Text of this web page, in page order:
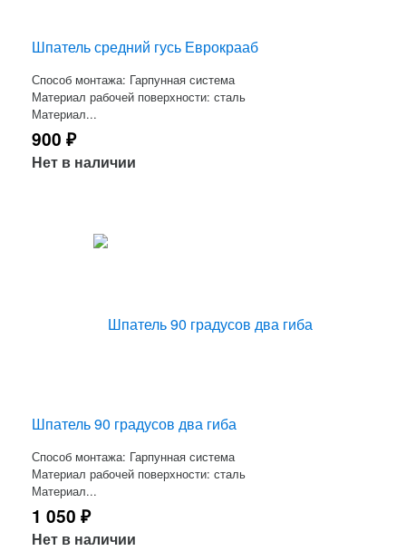
Шпатель средний гусь Еврокрааб
Способ монтажа: Гарпунная система
Материал рабочей поверхности: сталь
Материал...
900 ₽
Нет в наличии
Шпатель 90 градусов два гиба
Способ монтажа: Гарпунная система
Материал рабочей поверхности: сталь
Материал...
1 050 ₽
Нет в наличии